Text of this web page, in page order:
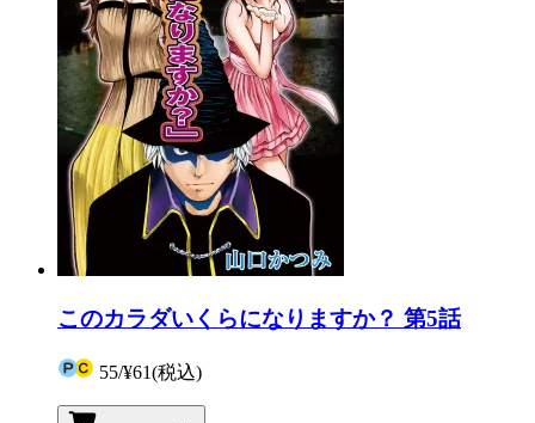
このカラダいくらになりますか？ 第5話
55/¥61(税込)